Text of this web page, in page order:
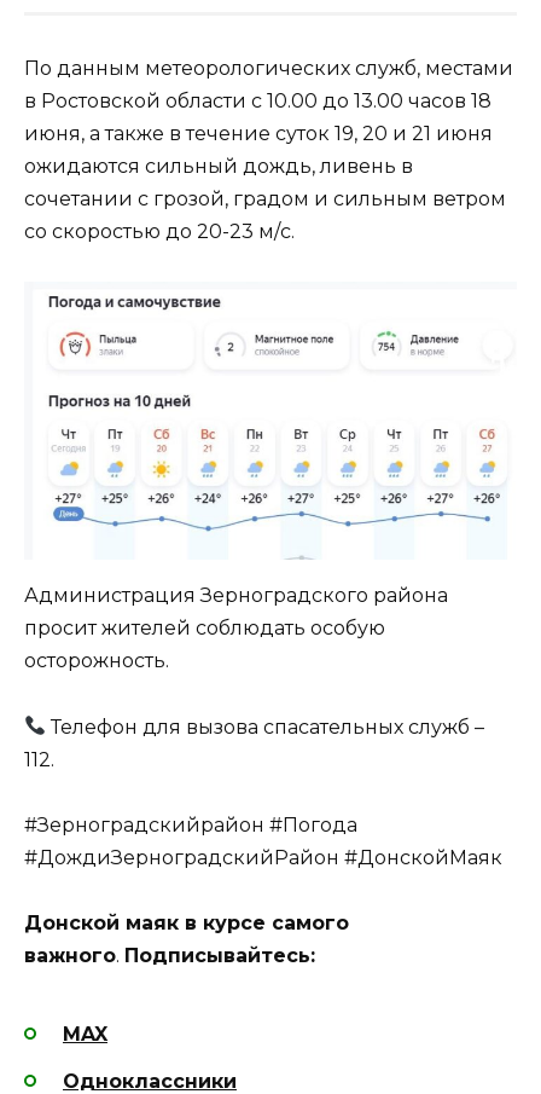
По данным метеорологических служб, местами
в Ростовской области с 10.00 до 13.00 часов 18
июня, а также в течение суток 19, 20 и 21 июня
ожидаются сильный дождь, ливень в
сочетании с грозой, градом и сильным ветром
со скоростью до 20-23 м/с.
Администрация Зерноградского района
просит жителей соблюдать особую
осторожность.
Телефон для вызова спасательных служб –
112.
#Зерноградскийрайон #Погода
#ДождиЗерноградскийРайон #ДонскойМаяк
Донской маяк в курсе самого
важного. Подписывайтесь:
MAX
Одноклассники